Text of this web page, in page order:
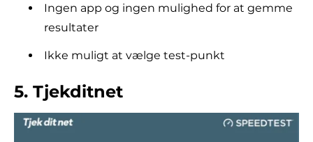
Ingen app og ingen mulighed for at gemme
resultater
Ikke muligt at vælge test-punkt
5. Tjekditnet